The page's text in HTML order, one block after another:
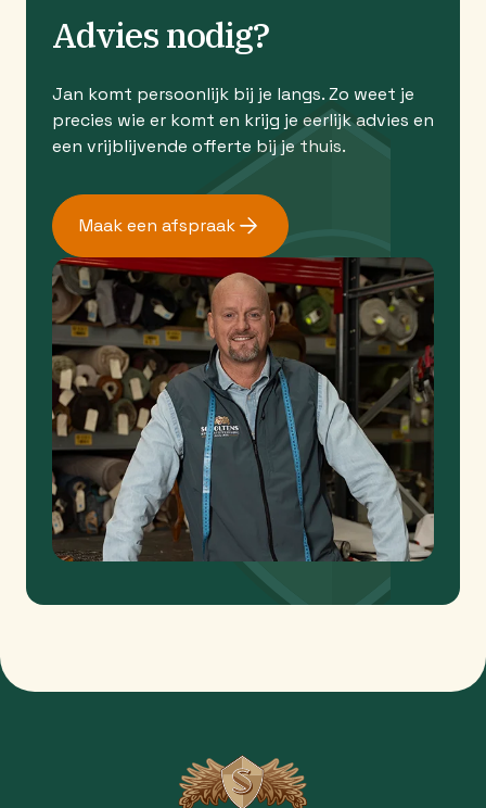
Advies nodig?
Jan komt persoonlijk bij je langs. Zo weet je
precies wie er komt en krijg je eerlijk advies en
een vrijblijvende offerte bij je thuis.
Maak een afspraak